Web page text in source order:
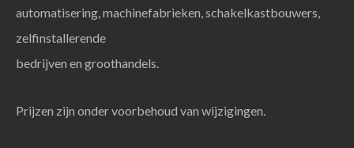
automatisering, machinefabrieken, schakelkastbouwers,
zelfinstallerende
bedrijven en groothandels.
Prijzen zijn onder voorbehoud van wijzigingen.